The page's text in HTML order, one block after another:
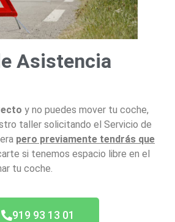
Asistencia
y no puedes mover tu coche,
taller solicitando el Servicio de
pero previamente tendrás que
si tenemos espacio libre en el
tu coche.
919 93 13 01